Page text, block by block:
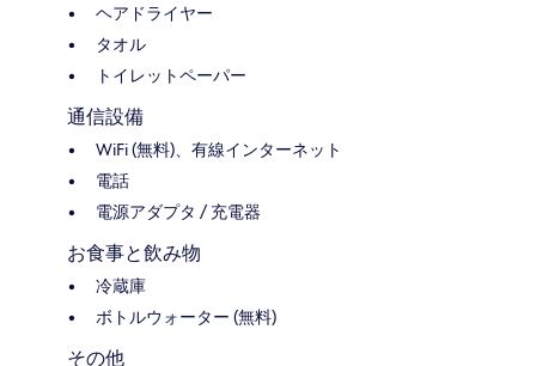
ヘアドライヤー
タオル
トイレットペーパー
通信設備
WiFi (無料)、有線インターネット
電話
電源アダプタ / 充電器
お食事と飲み物
冷蔵庫
ボトルウォーター (無料)
その他